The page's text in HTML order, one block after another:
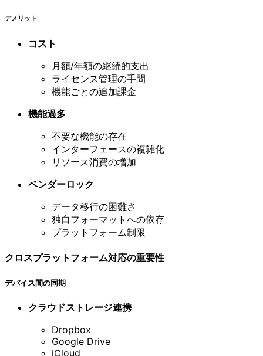
デメリット
コスト
月額/年額の継続的支出
ライセンス管理の手間
機能ごとの追加課金
機能過多
不要な機能の存在
インターフェースの複雑化
リソース消費の増加
ベンダーロック
データ移行の困難さ
独自フォーマットへの依存
プラットフォーム制限
クロスプラットフォーム対応の重要性
デバイス間の同期
クラウドストレージ連携
Dropbox
Google Drive
iCloud